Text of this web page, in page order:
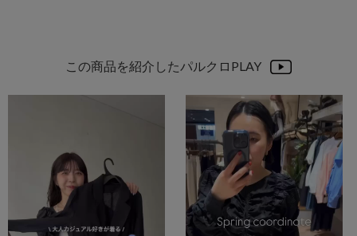
この商品を紹介したパルクロPLAY